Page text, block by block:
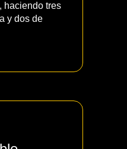
haciendo tres
y dos de